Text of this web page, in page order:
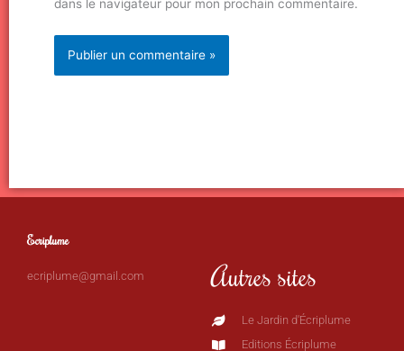
dans le navigateur pour mon prochain commentaire.
Ecriplume
ecriplume@gmail.com Autres sites
Le Jardin d'Écriplume
Editions Écriplume